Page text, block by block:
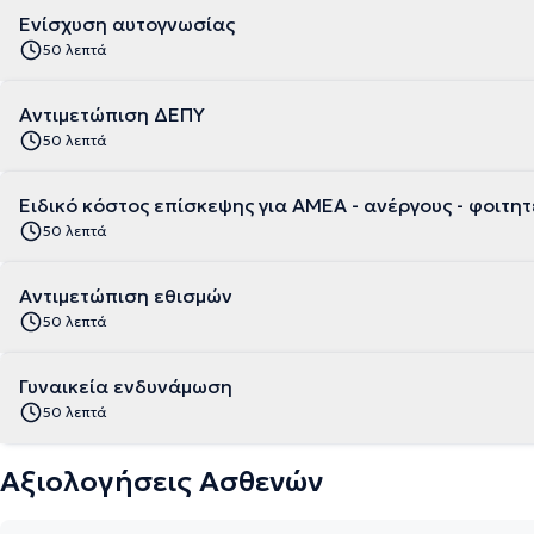
Ενίσχυση αυτογνωσίας
50 λεπτά
Αντιμετώπιση ΔΕΠΥ
50 λεπτά
Ειδικό κόστος επίσκεψης για ΑΜΕΑ - ανέργους -
50 λεπτά
Αντιμετώπιση εθισμών
50 λεπτά
Γυναικεία ενδυνάμωση
50 λεπτά
Αξιολογήσεις Ασθενών